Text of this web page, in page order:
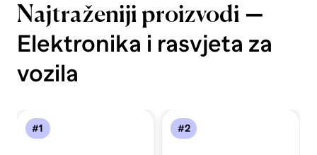
Najtraženiji proizvodi —
Elektronika i rasvjeta za
vozila
#1 #2